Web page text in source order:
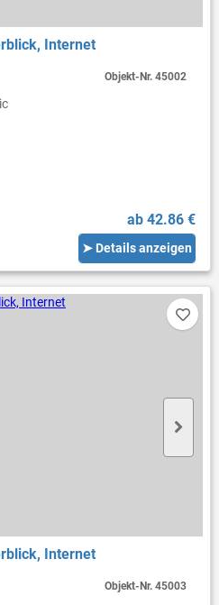
Internet
ab 42.86 €
➤ Details anzeigen
Objekt-Nr.45002
Internet
Objekt-Nr.45003